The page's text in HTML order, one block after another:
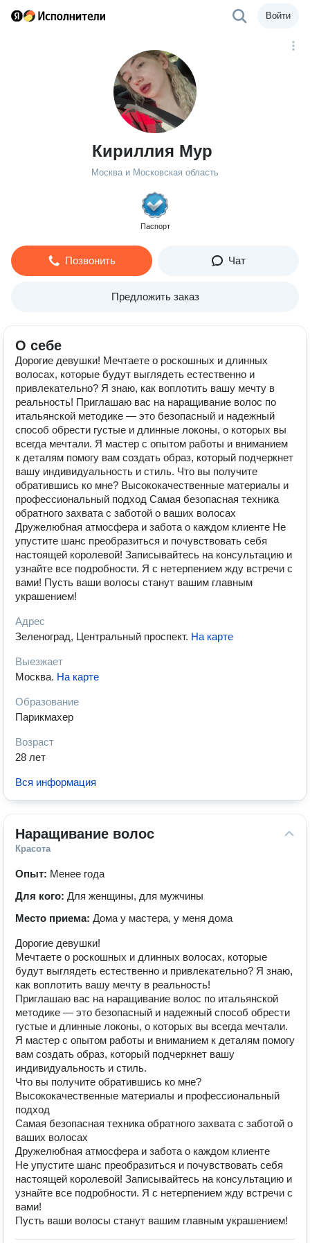
Войти
Кириллия Мур
Москва и Московская область
Паспорт
Позвонить Чат
Предложить заказ
О себе
Дорогие девушки! Мечтаете о роскошных и длинных
волосах, которые будут выглядеть естественно и
привлекательно? Я знаю, как воплотить вашу мечту в
реальность! Приглашаю вас на наращивание волос по
итальянской методике — это безопасный и надежный
способ обрести густые и длинные локоны, о которых вы
всегда мечтали. Я мастер с опытом работы и вниманием
к деталям помогу вам создать образ, который подчеркнет
вашу индивидуальность и стиль. Что вы получите
обратившись ко мне? Высококачественные материалы и
профессиональный подход Самая безопасная техника
обратного захвата с заботой о ваших волосах
Дружелюбная атмосфера и забота о каждом клиенте Не
упустите шанс преобразиться и почувствовать себя
настоящей королевой! Записывайтесь на консультацию и
узнайте все подробности. Я с нетерпением жду встречи с
вами! Пусть ваши волосы станут вашим главным
украшением!
Адрес
Зеленоград, Центральный проспект. На карте
Выезжает
Москва. На карте
Образование
Парикмахер
Возраст
28 лет
Вся информация
Наращивание волос
Красота
Опыт: Менее года
Для кого: Для женщины, для мужчины
Место приема: Дома у мастера, у меня дома
Дорогие девушки!
Мечтаете о роскошных и длинных волосах, которые
будут выглядеть естественно и привлекательно? Я знаю,
как воплотить вашу мечту в реальность!
Приглашаю вас на наращивание волос по итальянской
методике — это безопасный и надежный способ обрести
густые и длинные локоны, о которых вы всегда мечтали.
Я мастер с опытом работы и вниманием к деталям помогу
вам создать образ, который подчеркнет вашу
индивидуальность и стиль.
Что вы получите обратившись ко мне?
Высококачественные материалы и профессиональный
подход
Самая безопасная техника обратного захвата с заботой о
ваших волосах
Дружелюбная атмосфера и забота о каждом клиенте
Не упустите шанс преобразиться и почувствовать себя
настоящей королевой! Записывайтесь на консультацию и
узнайте все подробности. Я с нетерпением жду встречи с
вами!
Пусть ваши волосы станут вашим главным украшением!